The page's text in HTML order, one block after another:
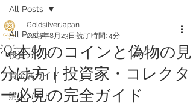
All Posts
投資ガイド
貴金属ガイド
購入ガイド
All Posts
💡本物のコインと偽物の見
分け方｜投資家・コレクタ
ー必見の完全ガイド
GoldsilverJapan
2025年8月23日 読了時間: 4分